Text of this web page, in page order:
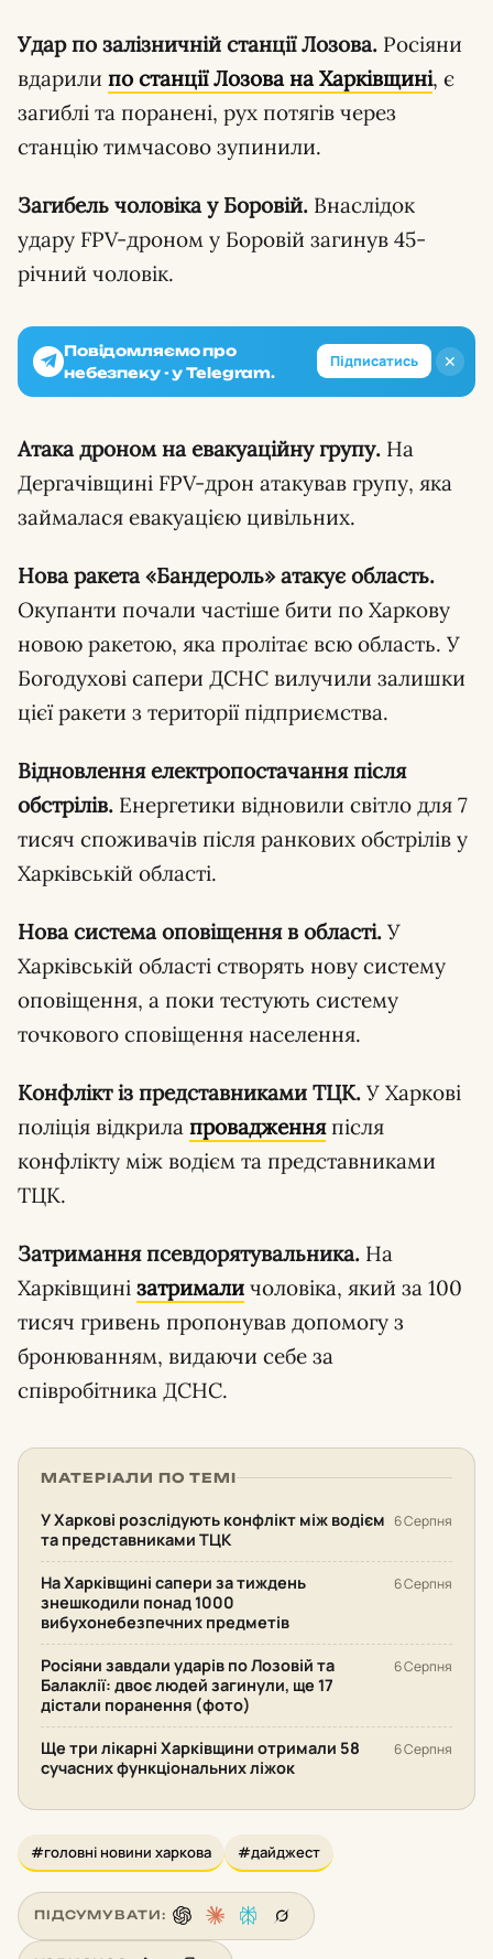
Удар по залізничній станції Лозова. Росіяни
вдарили по станції Лозова на Харківщині, є
загиблі та поранені, рух потягів через
станцію тимчасово зупинили.
Загибель чоловіка у Боровій. Внаслідок
удару FPV-дроном у Боровій загинув 45-
річний чоловік.
✕
Повідомляємо про
небезпеку - у Telegram.
Підписатись
Атака дроном на евакуаційну групу. На
Дергачівщині FPV-дрон атакував групу, яка
займалася евакуацією цивільних.
Нова ракета «Бандероль» атакує область.
Окупанти почали частіше бити по Харкову
новою ракетою, яка пролітає всю область. У
Богодухові сапери ДСНС вилучили залишки
цієї ракети з території підприємства.
Відновлення електропостачання після
обстрілів. Енергетики відновили світло для 7
тисяч споживачів після ранкових обстрілів у
Харківській області.
Нова система оповіщення в області. У
Харківській області створять нову систему
оповіщення, а поки тестують систему
точкового сповіщення населення.
Конфлікт із представниками ТЦК. У Харкові
поліція відкрила провадженняпісля
конфлікту між водієм та представниками
ТЦК.
Затримання псевдорятувальника. На
Харківщині затримали чоловіка, який за 100
тисяч гривень пропонував допомогу з
бронюванням, видаючи себе за
співробітника ДСНС.
МАТЕРІАЛИ ПО ТЕМІ
У Харкові розслідують конфлікт між водієм
та представниками ТЦК
6 Серпня
На Харківщині сапери за тиждень
знешкодили понад 1000
вибухонебезпечних предметів
6 Серпня
Росіяни завдали ударів по Лозовій та
Балаклії: двоє людей загинули, ще 17
дістали поранення (фото)
6 Серпня
Ще три лікарні Харківщини отримали 58
сучасних функціональних ліжок
6 Серпня
#головні новини харкова #дайджест
ПІДСУМУВАТИ: